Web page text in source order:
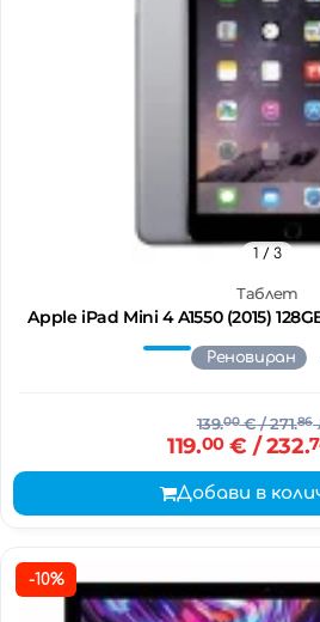
Таблет
Apple iPad Mini 4 A1550 (2015)
1 / 3
Реновиран
139.00€/ 271.86
119.00€ / 232.
Добави в
-10%